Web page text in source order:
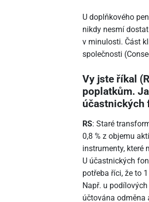
U doplňkového
nikdy nesmí
v minulosti. Část
společnosti
Vy jste říkal
poplatkům.
účastnických
RS: Staré
0,8 % z objemu
instrumenty, které
U účastnických
potřeba říci, že to
Např. u
účtována odměna